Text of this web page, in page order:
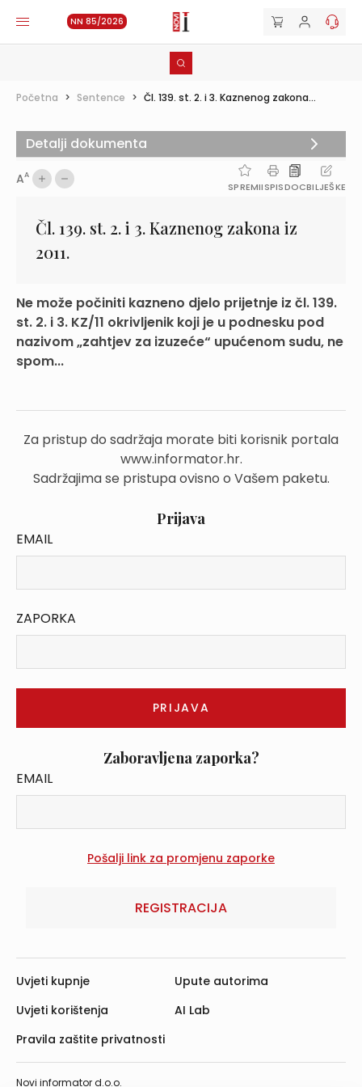
NN 85/2026
Početna > Sentence > Čl. 139. st. 2. i 3. Kaznenog zakona...
AA
SPREMIISPISDOCBILJEŠKE
Čl. 139. st. 2. i 3. Kaznenog zakona iz
2011.
Ne može počiniti kazneno djelo prijetnje iz čl. 139.
st. 2. i 3. KZ/11 okrivljenik koji je u podnesku pod
nazivom „zahtjev za izuzeće“ upućenom sudu, ne
spom...
Za pristup do sadržaja morate biti korisnik portala
www.informator.hr.
Sadržajima se pristupa ovisno o Vašem paketu.
Prijava
EMAIL
ZAPORKA
Zaboravljena zaporka?
EMAIL
REGISTRACIJA
Detalji dokumenta
Novi informator d.o.o.
Uvjeti kupnje
Uvjeti korištenja
Pravila zaštite privatnosti
Upute autorima
AI Lab